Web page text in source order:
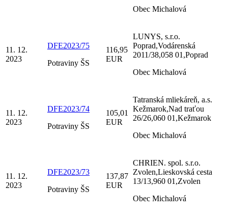
Obec Michalová
11. 12.
2023
DFE2023/75
Potraviny ŠS
116,95
EUR
LUNYS, s.r.o.
Poprad,Vodárenská
2011/38,058 01,Poprad
Obec Michalová
11. 12.
2023
DFE2023/74
Potraviny ŠS
105,01
EUR
Tatranská mliekáreň, a.s.
Kežmarok,Nad traťou
26/26,060 01,Kežmarok
Obec Michalová
11. 12.
2023
DFE2023/73
Potraviny ŠS
137,87
EUR
CHRIEN. spol. s.r.o.
Zvolen,Lieskovská cesta
13/13,960 01,Zvolen
Obec Michalová